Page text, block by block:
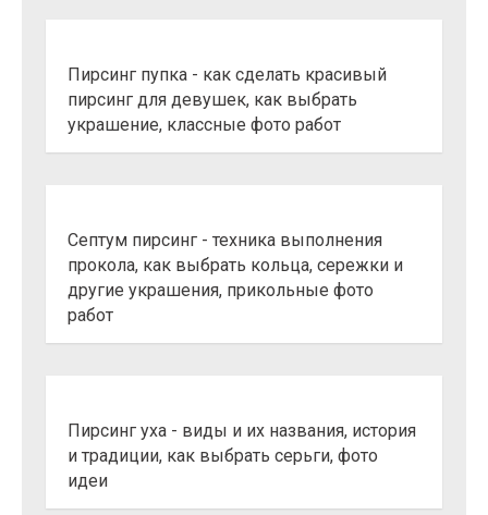
Пирсинг пупка - как сделать красивый
пирсинг для девушек, как выбрать
украшение, классные фото работ
Септум пирсинг - техника выполнения
прокола, как выбрать кольца, сережки и
другие украшения, прикольные фото
работ
Пирсинг уха - виды и их названия, история
и традиции, как выбрать серьги, фото
идеи